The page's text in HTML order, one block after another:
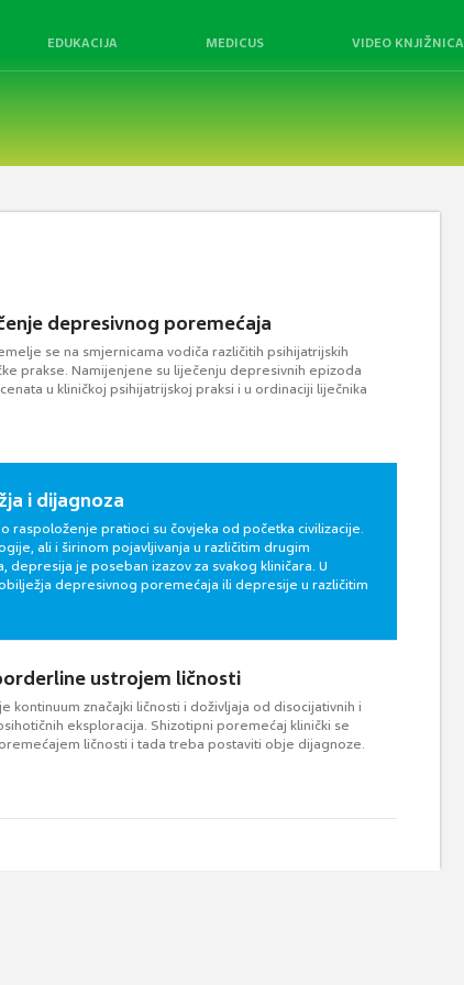
EDUKACIJA MEDICUS VIDEO KNJIŽNICA
depresivnog poremećaja
se na smjernicama vodiča različitih psihijatrijskih
prakse. Namijenjene su liječenju depresivnih epizoda
u kliničkoj psihijatrijskoj praksi i u ordinaciji liječnika
i dijagnoza
raspoloženje pratioci su čovjeka od početka civilizacije.
ali i širinom pojavljivanja u različitim drugim
depresija je poseban izazov za svakog kliničara. U
depresivnog poremećaja ili depresije u različitim
ustrojem ličnosti
kontinuum značajki ličnosti i doživljaja od disocijativnih i
eksploracija. Shizotipni poremećaj klinički se
ličnosti i tada treba postaviti obje dijagnoze.